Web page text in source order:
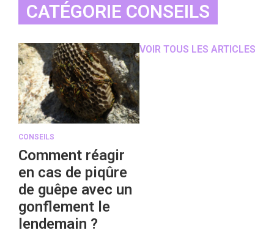
CATÉGORIE CONSEILS
VOIR TOUS LES ARTICLES
CONSEILS
Comment réagir
en cas de piqûre
de guêpe avec un
gonflement le
lendemain ?